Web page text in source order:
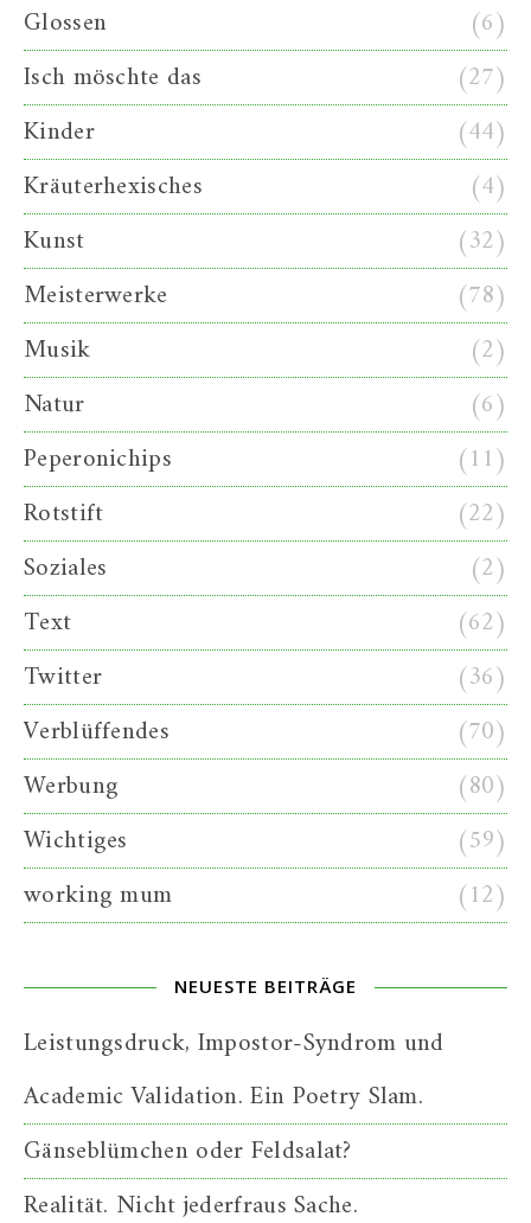
Glossen
(6)
Isch möschte das
(27)
Kinder
(44)
Kräuterhexisches
(4)
Kunst
(32)
Meisterwerke
(78)
Musik
(2)
Natur
(6)
Peperonichips
(11)
Rotstift
(22)
Soziales
(2)
Text
(62)
Twitter
(36)
Verblüffendes
(70)
Werbung
(80)
Wichtiges
(59)
working mum
(12)
NEUESTE BEITRÄGE
Leistungsdruck, Impostor-Syndrom und
Academic Validation. Ein Poetry Slam.
Gänseblümchen oder Feldsalat?
Realität. Nicht jederfraus Sache.